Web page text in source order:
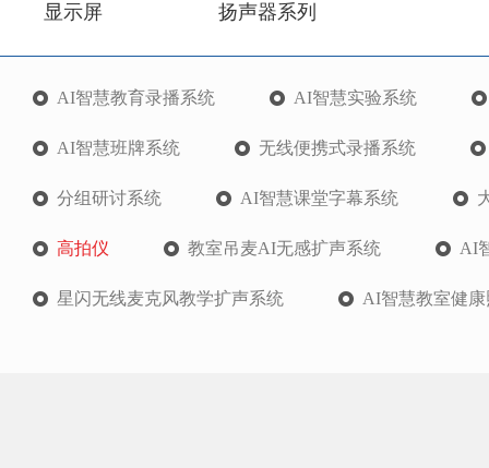
显示屏 扬声器系列
AI智慧教育录播系统 AI智慧实验系统
AI智慧班牌系统 无线便携式录播系统
分组研讨系统 AI智慧课堂字幕系统
高拍仪 教室吊麦AI无感扩声系统 AI
星闪无线麦克风教学扩声系统 AI智慧教室健